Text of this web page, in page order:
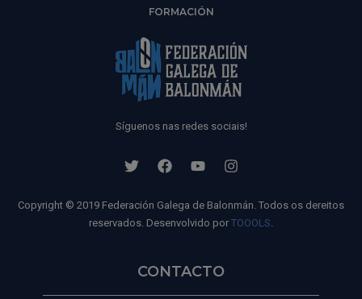
FORMACIÓN
Síguenos nas redes sociais!
Copyright © 2019 Federación Galega de Balonmán. Todos os dereitos
reservados. Desenvolvido por TOOOLS.
CONTACTO